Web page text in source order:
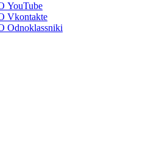
YouTube
Vkontakte
Odnoklassniki